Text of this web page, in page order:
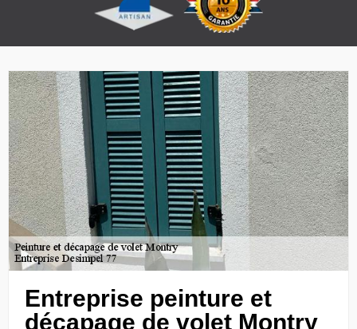
Entreprise peinture et
décapage de volet Montry